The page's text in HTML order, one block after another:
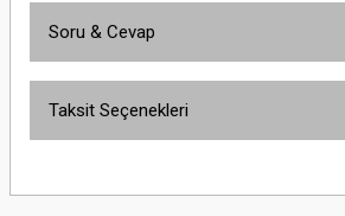
Soru & Cevap
Soru Sor
Taksit Seçenekleri